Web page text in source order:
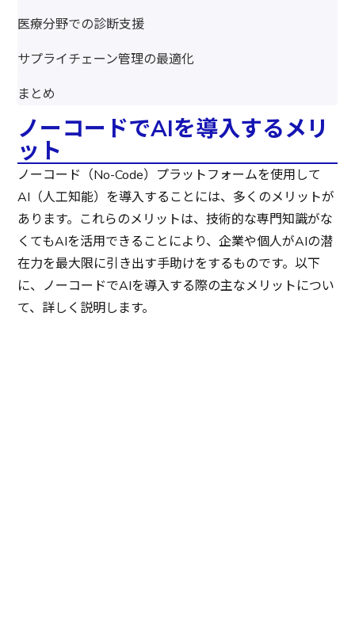
医療分野での診断支援
サプライチェーン管理の最適化
まとめ
ノーコードでAIを導入するメリ
ット
ノーコード（No-Code）プラットフォームを使用して
AI（人工知能）を導入することには、多くのメリットが
あります。これらのメリットは、技術的な専門知識がな
くてもAIを活用できることにより、企業や個人がAIの潜
在力を最大限に引き出す手助けをするものです。以下
に、ノーコードでAIを導入する際の主なメリットについ
て、詳しく説明します。